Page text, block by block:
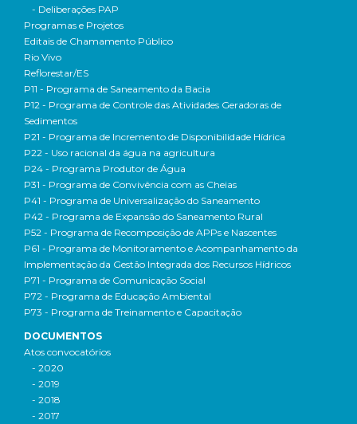
- Deliberações PAP
Programas e Projetos
Editais de Chamamento Público
Rio Vivo
Reflorestar/ES
P11 - Programa de Saneamento da Bacia
P12 - Programa de Controle das Atividades Geradoras de
Sedimentos
P21 - Programa de Incremento de Disponibilidade Hídrica
P22 - Uso racional da água na agricultura
P24 - Programa Produtor de Água
P31 - Programa de Convivência com as Cheias
P41 - Programa de Universalização do Saneamento
P42 - Programa de Expansão do Saneamento Rural
P52 - Programa de Recomposição de APPs e Nascentes
P61 - Programa de Monitoramento e Acompanhamento da
Implementação da Gestão Integrada dos Recursos Hídricos
P71 - Programa de Comunicação Social
P72 - Programa de Educação Ambiental
P73 - Programa de Treinamento e Capacitação
DOCUMENTOS
Atos convocatórios
- 2020
- 2019
- 2018
- 2017